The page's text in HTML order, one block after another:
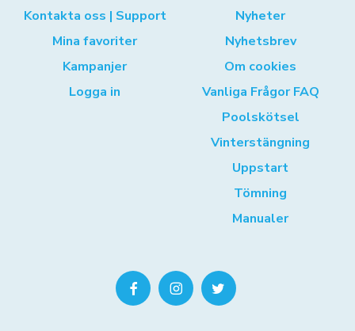
Kontakta oss | Support
Mina favoriter
Kampanjer
Logga in
Nyheter
Nyhetsbrev
Om cookies
Vanliga Frågor FAQ
Poolskötsel
Vinterstängning
Uppstart
Tömning
Manualer